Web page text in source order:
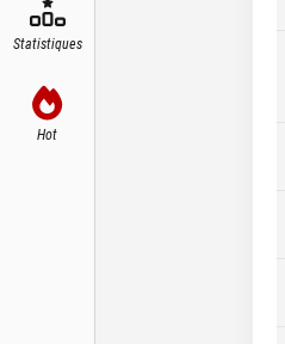
Statistiques
Hot